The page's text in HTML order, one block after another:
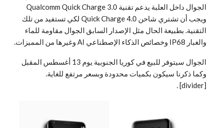
الجوال داخل العلبة يدعم تقنية Qualcomm Quick Charge 3.0
ويجب أن تشتري شاحن Quick Charge 4.0 لكي تستفيد من تلك
التقنية. بطبيعة الحال مثل الإصدار السابق الجوال مقاومة للماء
والغبار IP68 وخصائص الذكاء الإصطناعي AI وغيرها من المميزات.
الجوال سيتوفر للبيع في كوريا الجنوبية يوم 13 أغسطس المقبل
وكما ذكرنا سيكون بكميات محدودة وبسعر مرتفع للغاية.
[divider]
.